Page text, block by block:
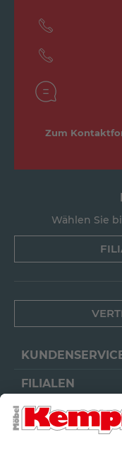
Zum
Wählen Sie
FILIALEN
UNTERNEHMEN